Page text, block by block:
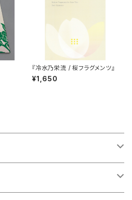
『冷水乃栄流 / 桜フラグメンツ』
¥1,650